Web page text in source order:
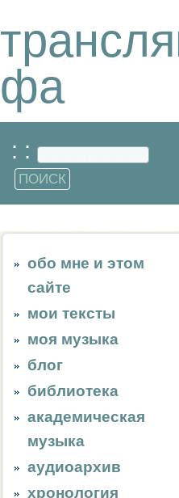
фа
: :
обо мне и этом
сайте
мои тексты
моя музыка
блог
библиотека
академическая
музыка
аудиоархив
хронология